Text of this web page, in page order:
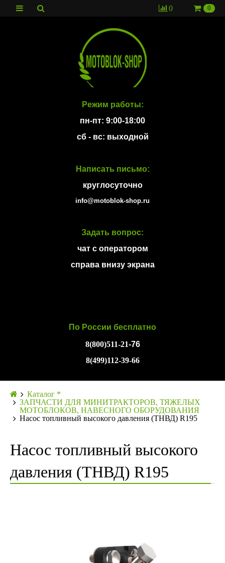
0 0
Режим работы:
пн-пт: 9:00-18:00
сб - вс: выходной
Написать письмо:
круглосуточно
info@motoblok-shop.ru
Задать вопрос:
чат с оператором
справа внизу экрана
По России бесплатно
8(800)511-21-76
8(499)112-39-66
Каталог *
ЗАПЧАСТИ ДЛЯ МИНИТРАКТОРОВ, ТЯЖЕЛЫХ
МОТОБЛОКОВ, НАВЕСНОГО ОБОРУДОВАНИЯ
Насос топливный высокого давления (ТНВД) R195
Насос топливный высокого
давления (ТНВД) R195